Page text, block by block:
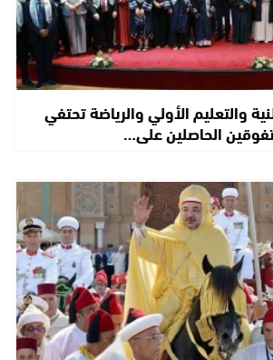
والتعليم الأولي والرياضة تحتفي
الحاصلين على…